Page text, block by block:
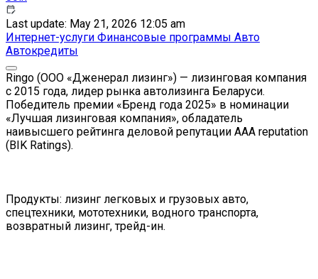
Last update: May 21, 2026 12:05 am
Интернет-услуги Финансовые программы Авто
Автокредиты
Ringo (ООО «Дженерал лизинг») — лизинговая компания
с 2015 года, лидер рынка автолизинга Беларуси.
Победитель премии «Бренд года 2025» в номинации
«Лучшая лизинговая компания», обладатель
наивысшего рейтинга деловой репутации AAA reputation
(BIK Ratings).
Продукты: лизинг легковых и грузовых авто,
спецтехники, мототехники, водного транспорта,
возвратный лизинг, трейд-ин.